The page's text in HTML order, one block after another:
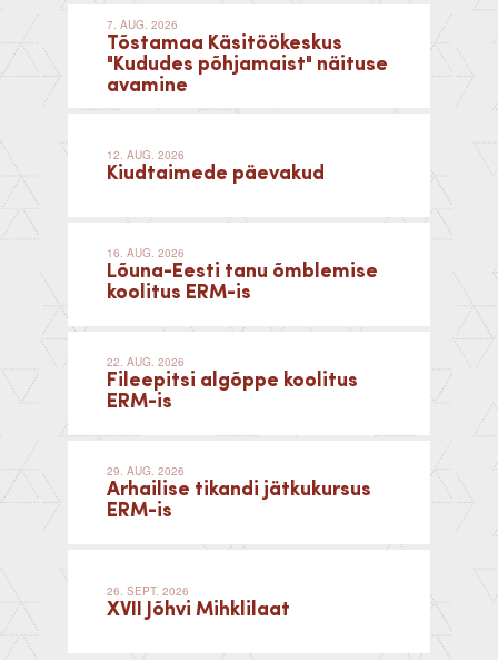
7. AUG. 2026
Tõstamaa Käsitöökeskus
"Kududes põhjamaist" näituse
avamine
12. AUG. 2026
Kiudtaimede päevakud
16. AUG. 2026
Lõuna-Eesti tanu õmblemise
koolitus ERM-is
22. AUG. 2026
Fileepitsi algõppe koolitus
ERM-is
29. AUG. 2026
Arhailise tikandi jätkukursus
ERM-is
26. SEPT. 2026
XVII Jõhvi Mihklilaat